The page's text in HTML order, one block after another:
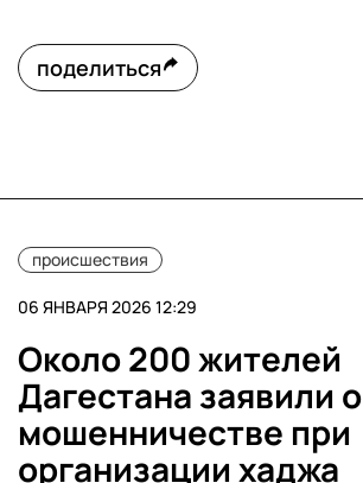
поделиться
происшествия
06 ЯНВАРЯ 2026 12:29
Около 200 жителей
Дагестана заявили о
мошенничестве при
организации хаджа